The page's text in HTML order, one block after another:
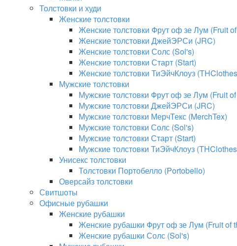
Толстовки и худи
Женские толстовки
Женские толстовки Фрут оф зе Лум (Fruit
Женские толстовки ДжейЭРСи (JRC)
Женские толстовки Солс (Sol's)
Женские толстовки Старт (Start)
Женские толстовки ТиЭйчКлоуз
Мужские толстовки
Мужские толстовки Фрут оф зе Лум (Fruit
Мужские толстовки ДжейЭРСи (JRC)
Мужские толстовки МерчТекс (MerchTex)
Мужские толстовки Солс (Sol's)
Мужские толстовки Старт (Start)
Мужские толстовки ТиЭйчКлоуз
Унисекс толстовки
Толстовки Портобелло (Portobello)
Оверсайз толстовки
Свитшоты
Офисные рубашки
Женские рубашки
Женские рубашки Фрут оф зе Лум (Fruit of
Женские рубашки Солс (Sol's)